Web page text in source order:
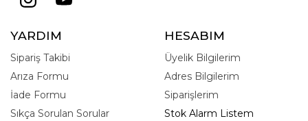
YARDIM
Sipariş Takibi
Arıza Formu
İade Formu
Sıkça Sorulan Sorular
HESABIM
Üyelik Bilgilerim
Adres Bilgilerim
Siparişlerim
Stok Alarm Listem